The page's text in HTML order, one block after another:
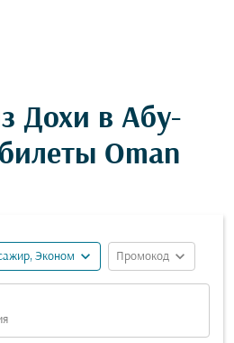
Дохи в Абу-
Oman
Эконом expand_more Промокод expand_more